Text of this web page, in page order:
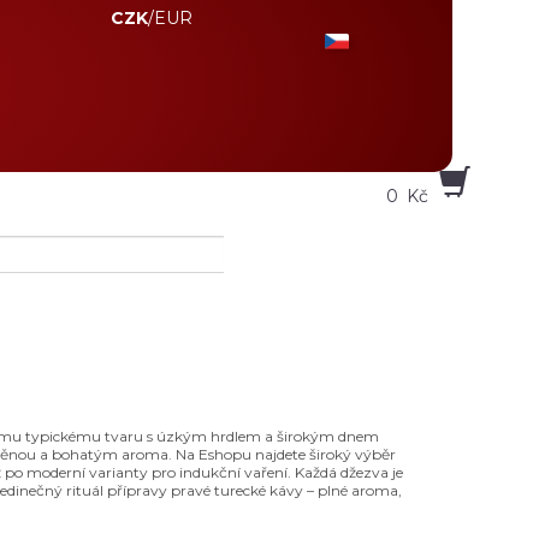
CZK/EUR
0 Kč
typickému tvaru s úzkým hrdlem a širokým dnem
a bohatým aroma. Na Eshopu najdete široký výběr
moderní varianty pro indukční vaření. Každá džezva je
rituál přípravy pravé turecké kávy – plné aroma,